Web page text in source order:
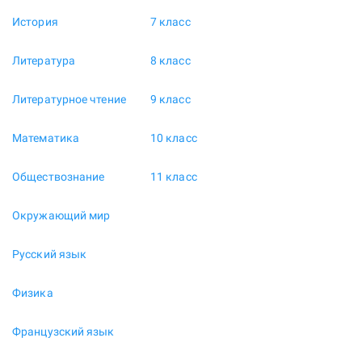
История
Литература
Литературное чтение
Математика
Обществознание
Окружающий мир
Русский язык
Физика
Французский язык
7 класс
8 класс
9 класс
10 класс
11 класс